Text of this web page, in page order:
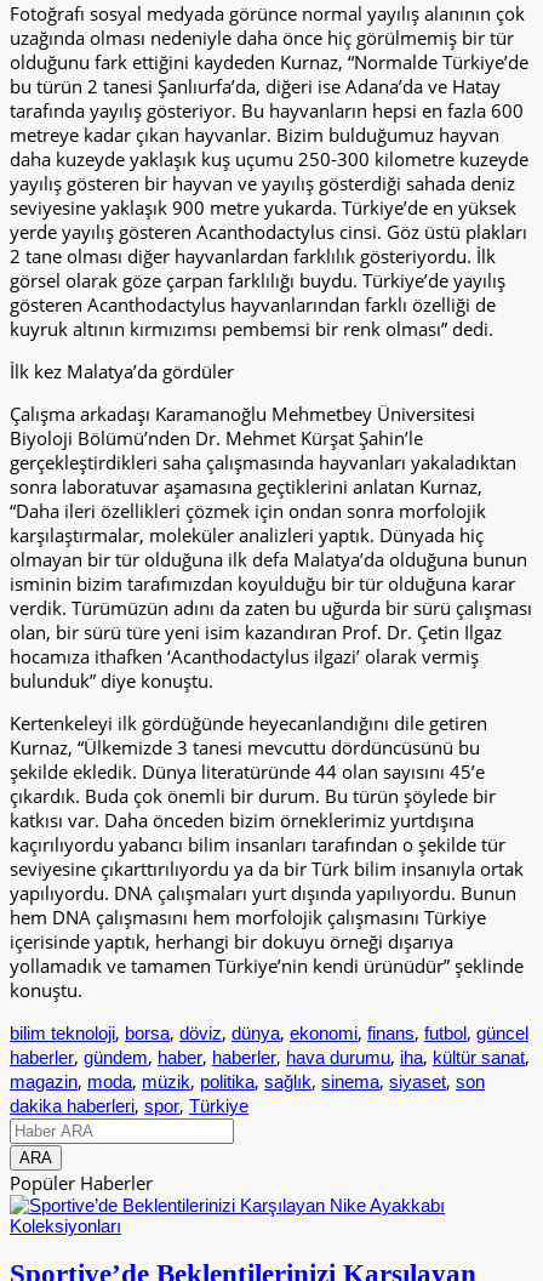
Fotoğrafı sosyal medyada görünce normal yayılış alanının çok
uzağında olması nedeniyle daha önce hiç görülmemiş bir tür
olduğunu fark ettiğini kaydeden Kurnaz, “Normalde Türkiye’de
bu türün 2 tanesi Şanlıurfa’da, diğeri ise Adana’da ve Hatay
tarafında yayılış gösteriyor. Bu hayvanların hepsi en fazla 600
metreye kadar çıkan hayvanlar. Bizim bulduğumuz hayvan
daha kuzeyde yaklaşık kuş uçumu 250-300 kilometre kuzeyde
yayılış gösteren bir hayvan ve yayılış gösterdiği sahada deniz
seviyesine yaklaşık 900 metre yukarda. Türkiye’de en yüksek
yerde yayılış gösteren Acanthodactylus cinsi. Göz üstü plakları
2 tane olması diğer hayvanlardan farklılık gösteriyordu. İlk
görsel olarak göze çarpan farklılığı buydu. Türkiye’de yayılış
gösteren Acanthodactylus hayvanlarından farklı özelliği de
kuyruk altının kırmızımsı pembemsi bir renk olması” dedi.
İlk kez Malatya’da gördüler
Çalışma arkadaşı Karamanoğlu Mehmetbey Üniversitesi
Biyoloji Bölümü’nden Dr. Mehmet Kürşat Şahin’le
gerçekleştirdikleri saha çalışmasında hayvanları yakaladıktan
sonra laboratuvar aşamasına geçtiklerini anlatan Kurnaz,
“Daha ileri özellikleri çözmek için ondan sonra morfolojik
karşılaştırmalar, moleküler analizleri yaptık. Dünyada hiç
olmayan bir tür olduğuna ilk defa Malatya’da olduğuna bunun
isminin bizim tarafımızdan koyulduğu bir tür olduğuna karar
verdik. Türümüzün adını da zaten bu uğurda bir sürü çalışması
olan, bir sürü türe yeni isim kazandıran Prof. Dr. Çetin Ilgaz
hocamıza ithafken ‘Acanthodactylus ilgazi’ olarak vermiş
bulunduk” diye konuştu.
Kertenkeleyi ilk gördüğünde heyecanlandığını dile getiren
Kurnaz, “Ülkemizde 3 tanesi mevcuttu dördüncüsünü bu
şekilde ekledik. Dünya literatüründe 44 olan sayısını 45’e
çıkardık. Buda çok önemli bir durum. Bu türün şöylede bir
katkısı var. Daha önceden bizim örneklerimiz yurtdışına
kaçırılıyordu yabancı bilim insanları tarafından o şekilde tür
seviyesine çıkarttırılıyordu ya da bir Türk bilim insanıyla ortak
yapılıyordu. DNA çalışmaları yurt dışında yapılıyordu. Bunun
hem DNA çalışmasını hem morfolojik çalışmasını Türkiye
içerisinde yaptık, herhangi bir dokuyu örneği dışarıya
yollamadık ve tamamen Türkiye’nin kendi ürünüdür” şeklinde
konuştu.
bilim teknoloji, borsa, döviz, dünya, ekonomi, finans, futbol, güncel
haberler, gündem, haber, haberler, hava durumu, iha, kültür sanat,
magazin, moda, müzik, politika, sağlık, sinema, siyaset, son
dakika haberleri, spor, Türkiye
Popüler Haberler
Sportive’de Beklentilerinizi Karşılayan